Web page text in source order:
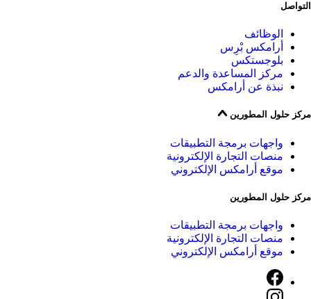
التواصل
الوظائف
أرامكس بْرِس
بلوجستكس
مركز المساعدة والدعم
نبذة عن أرامكس
مركز حلول المطورين
واجهات برمجة التطبيقات
منصات التجارة الإلكترونية
موقع أرامكس الإلكتروني
مركز حلول المطورين
واجهات برمجة التطبيقات
منصات التجارة الإلكترونية
موقع أرامكس الإلكتروني